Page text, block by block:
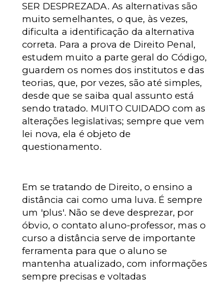
SER DESPREZADA. As alternativas são
muito semelhantes, o que, às vezes,
dificulta a identificação da alternativa
correta. Para a prova de Direito Penal,
estudem muito a parte geral do Código,
guardem os nomes dos institutos e das
teorias, que, por vezes, são até simples,
desde que se saiba qual assunto está
sendo tratado. MUITO CUIDADO com as
alterações legislativas; sempre que vem
lei nova, ela é objeto de
questionamento.
Em se tratando de Direito, o ensino a
distância cai como uma luva. É sempre
um 'plus'. Não se deve desprezar, por
óbvio, o contato aluno-professor, mas o
curso a distância serve de importante
ferramenta para que o aluno se
mantenha atualizado, com informações
sempre precisas e voltadas